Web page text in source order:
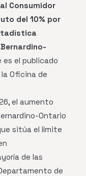
Consumidor
del 10% por
es el publicado
Oficina de
el aumento
Ontario
sitúa el límite
de las
de